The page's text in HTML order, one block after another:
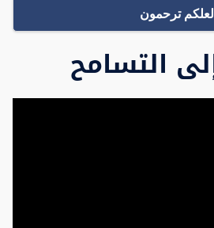
لعلكم ترحمون